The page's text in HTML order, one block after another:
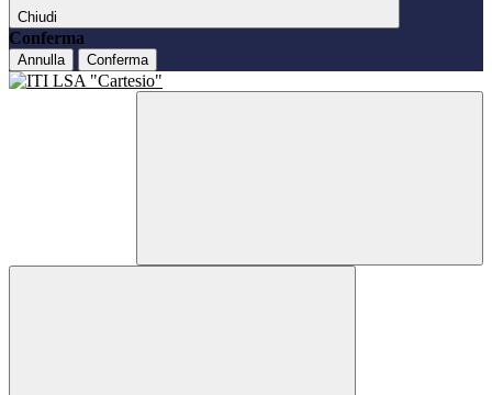
Chiudi
Conferma
Annulla Conferma